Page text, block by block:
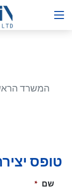
המשרד
טופס
שם *